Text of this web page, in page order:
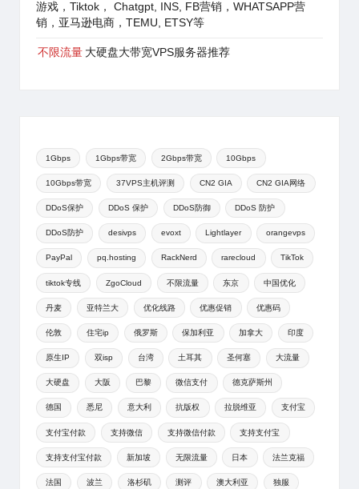
游戏，Tiktok， Chatgpt, INS, FB营销，WHATSAPP营
销，亚马逊电商，TEMU, ETSY等
不限流量 大硬盘大带宽VPS服务器推荐
1Gbps 1Gbps带宽 2Gbps带宽 10Gbps
10Gbps带宽 37VPS主机评测 CN2 GIA CN2 GIA网络
DDoS保护 DDoS 保护 DDoS防御 DDoS 防护
DDoS防护 desivps evoxt Lightlayer orangevps
PayPal pq.hosting RackNerd rarecloud TikTok
tiktok专线 ZgoCloud 不限流量 东京 中国优化
丹麦 亚特兰大 优化线路 优惠促销 优惠码
伦敦 住宅ip 俄罗斯 保加利亚 加拿大 印度
原生IP 双isp 台湾 土耳其 圣何塞 大流量
大硬盘 大阪 巴黎 微信支付 德克萨斯州
德国 悉尼 意大利 抗版权 拉脱维亚 支付宝
支付宝付款 支持微信 支持微信付款 支持支付宝
支持支付宝付款 新加坡 无限流量 日本 法兰克福
法国 波兰 洛杉矶 测评 澳大利亚 独服